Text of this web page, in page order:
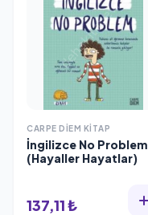
CARPE DIEM KITAP
İngilizce No Problem
(Hayaller Hayatlar)
137,11 ₺